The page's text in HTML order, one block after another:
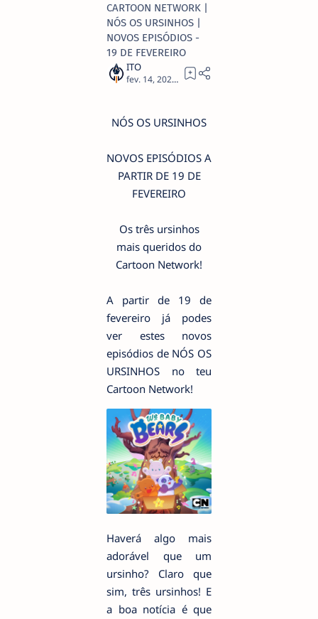
CARTOON NETWORK |
NÓS OS URSINHOS |
NOVOS EPISÓDIOS -
19 DE FEVEREIRO
1
NÓS OS URSINHOS
NOVOS EPISÓDIOS A
PARTIR DE 19 DE
FEVEREIRO
Os três ursinhos
mais queridos do
Cartoon Network!
A partir de 19 de
fevereiro já podes
ver estes novos
episódios de NÓS OS
URSINHOS no teu
Cartoon Network!
Haverá algo mais
adorável que um
ursinho? Claro que
sim, três ursinhos! E
a boa notícia é que